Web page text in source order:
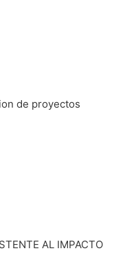
de proyectos
AL IMPACTO